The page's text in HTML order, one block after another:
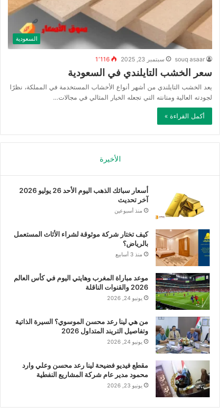
السعودية
souq asaar سبتمبر 23, 2025 1٬116
سعر الخشب التايلندي في السعودية
يعد الخشب التايلندي من أشهر أنواع الأخشاب المستخدمة في المملكة، نظرًا
لجودته العالية ومتانته التي تجعله الخيار المثالي في مجالات…
أكمل القراءة »
الأخيرة
أسعار سبائك الذهب اليوم الأحد 26 يوليو 2026
آخر تحديث
منذ أسبوعين
كيف تختار شركة موثوقة لشراء الأثاث المستعمل
بالرياض؟
منذ 3 أسابيع
موعد مباراة المغرب وهايتي اليوم في كأس العالم
2026 والقنوات الناقلة
يونيو 24, 2026
من هي لينا رعد محسن الموسوي؟ السيرة الذاتية
وتفاصيل التريند المتداول 2026
يونيو 24, 2026
مقطع فيديو فضيحة لينا رعد محسن وعلي وارد
محمود مدير عام شركة المشاريع النفطية
يونيو 23, 2026